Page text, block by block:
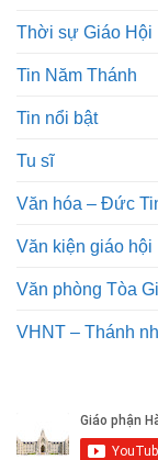
Thời sự Giáo Hội
Tin Năm Thánh
Tin nổi bật
Tu sĩ
Văn hóa – Đức
Văn kiện giáo hội
Văn phòng Tòa
VHNT – Thánh